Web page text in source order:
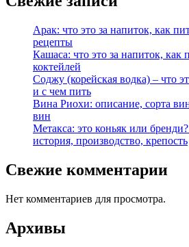
Арак: что это за напиток, как
рецепты
Кашаса: что это за напиток, как
коктейлей
Соджу (корейская водка) – что
и с чем пить
Вина Риохи: описание, сорта
вин
Метакса: это коньяк или
история, производство, крепость
Свежие комментарии
Нет комментариев для просмотра.
Архивы